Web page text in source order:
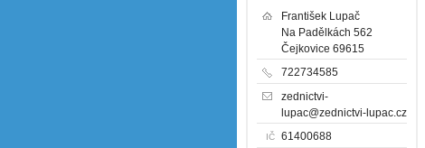
František Lupač
Na Padělkách 562
Čejkovice 69615
722734585
zednictvi-
lupac@zednictvi-lupac.cz
IČ 61400688